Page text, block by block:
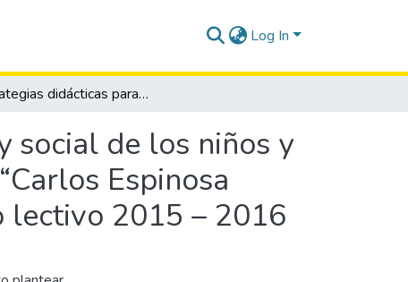
Log In
Estrategias didácticas para el desarrollo personal y social de los niños y niñas de 4 años de la escuela de educacion básica “Carlos Espinosa Larrea”, Cantón Salinas, Provincia Santa Elena, año lectivo 2015 – 2016
social de los niños y
Espinosa
lectivo 2015 – 2016